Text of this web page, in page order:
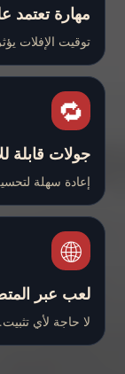
مهارة تعتمد
توقيت الإفلات
🔁
جولات قابلة
إعادة سهلة
🌐
لعب عبر
لا حاجة لأي تثبيت.